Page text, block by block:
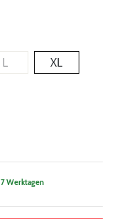
L
XL
Werktagen